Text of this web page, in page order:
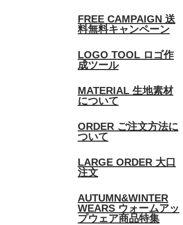
FREE CAMPAIGN 送
料無料キャンペーン
LOGO TOOL ロゴ作
成ツール
MATERIAL 生地素材
について
ORDER ご注文方法に
ついて
LARGE ORDER 大口
注文
AUTUMN&WINTER
WEARS ウォームアッ
プウェア商品特集